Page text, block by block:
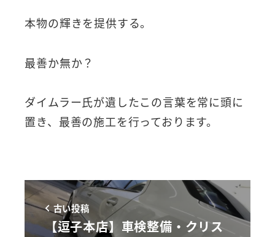
本物の輝きを提供する。
最善か無か？
ダイムラー氏が遺したこの言葉を常に頭に
置き、最善の施工を行っております。
古い投稿
【逗子本店】車検整備・クリス